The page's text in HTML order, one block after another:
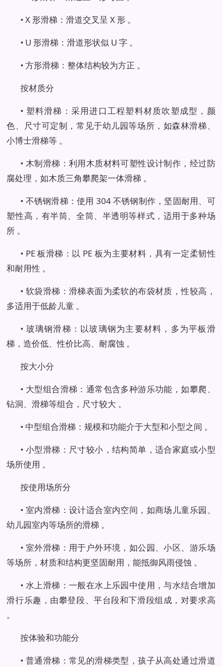
• X 形滑梯：滑道交叉呈 X 形 。
• U 形滑梯：滑道形状似 U 字 。
• 方形滑梯：整体结构较为方正 。
按材质分
• 塑料滑梯：采用进口工程塑料材质吹塑成型，颜
色、尺寸可定制，常见于幼儿园等场所，如森林滑梯、
小博士滑梯等 。
• 木制滑梯：利用木质材料可塑性设计制作，经过防
腐处理，如木质三角攀爬架一体滑梯 。
• 不锈钢滑梯：使用 304 不锈钢制作，坚固耐用、可
塑性高，有半筒、全筒、半透明等样式，适用于多种场
所 。
• PE 板滑梯：以 PE 板为主要材料，具有一定柔韧性
和耐用性 。
• 软袋滑梯：滑梯表面为柔软的布袋材质，性较高，
多适用于低龄儿童 。
• 玻璃钢滑梯：以玻璃钢为主要材料，多为平板滑
梯，造价低、性价比高、耐腐蚀 。
按大小分
• 大型组合滑梯：通常包含多种游乐功能，如攀爬、
钻洞、滑梯等组合，尺寸较大 。
• 中型组合滑梯：规模和功能介于大型和小型之间 。
• 小型滑梯：尺寸较小，结构简单，适合家庭或小型
场所使用 。
按使用场所分
• 室内滑梯：设计适合室内空间，如商场儿童乐园、
幼儿园室内等场所的滑梯 。
• 室外滑梯：用于户外环境，如公园、小区、游乐场
等场所，材质和结构更坚固耐用，能抵御风雨侵蚀 。
• 水上滑梯：一般在水上乐园中使用，与水结合增加
滑行乐趣，由攀登段、平台段和下滑段组成，对要求高
。
按体验和功能分
• 普通滑梯：常见的滑梯类型，孩子从高处通过滑道